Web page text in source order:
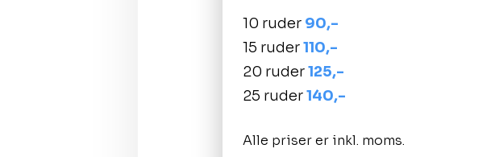
​10 ruder 90,-
15 ruder110,-
20 ruder125,-
25 ruder140,-
Alle priser er inkl. moms.